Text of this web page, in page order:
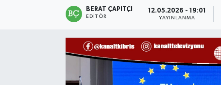
BERAT ÇAPITÇI
EDITÖR
12.05.2026 - 19:01
YAYINLANMA